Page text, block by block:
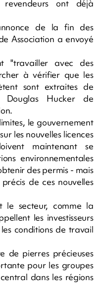
revendeurs ont déjà
de la fin des
Association a envoyé
"travailler avec des
à vérifier que les
sont extraites de
Douglas Hucker de
le gouvernement
les nouvelles licences
maintenant se
environnementales
des permis - mais
de ces nouvelles
le secteur, comme la
les investisseurs
conditions de travail
de pierres précieuses
pour les groupes
dans les régions